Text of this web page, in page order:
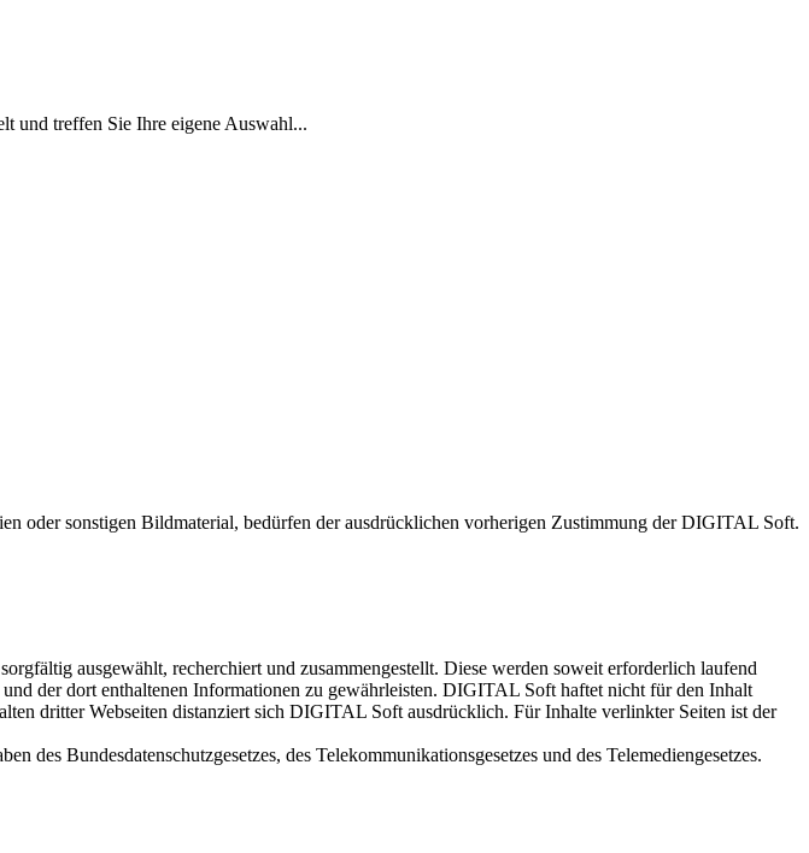
und treffen Sie Ihre eigene Auswahl...
oder sonstigen Bildmaterial, bedürfen der ausdrücklichen vorherigen Zustimmung der DIGITAL Soft.
ausgewählt, recherchiert und zusammengestellt. Diese werden soweit erforderlich laufend
der dort enthaltenen Informationen zu gewährleisten. DIGITAL Soft haftet nicht für den Inhalt
dritter Webseiten distanziert sich DIGITAL Soft ausdrücklich. Für Inhalte verlinkter Seiten ist der
des Bundesdatenschutzgesetzes, des Telekommunikationsgesetzes und des Telemediengesetzes.